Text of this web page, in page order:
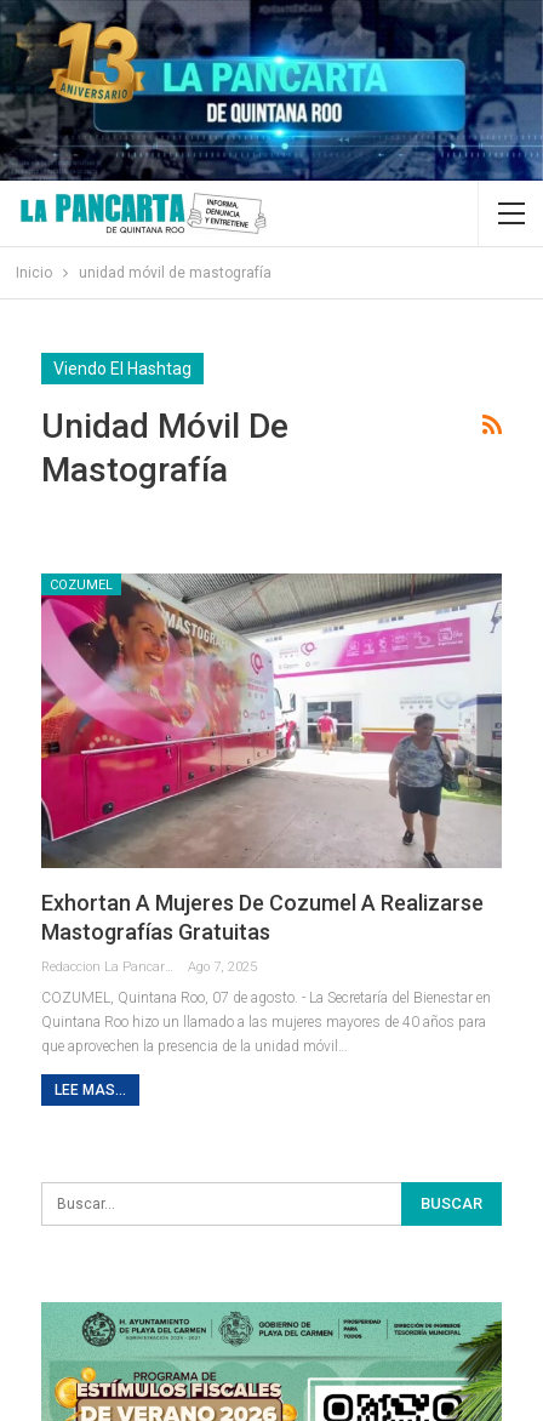
Inicio unidad móvil de mastografía
Viendo El Hashtag
Unidad Móvil De
Mastografía
COZUMEL
Exhortan A Mujeres De Cozumel A Realizarse
Mastografías Gratuitas
Redaccion La Pancarta De Quintana Roo Ago 7, 2025
COZUMEL, Quintana Roo, 07 de agosto. - La Secretaría del Bienestar en
Quintana Roo hizo un llamado a las mujeres mayores de 40 años para
que aprovechen la presencia de la unidad móvil …
LEE MAS...